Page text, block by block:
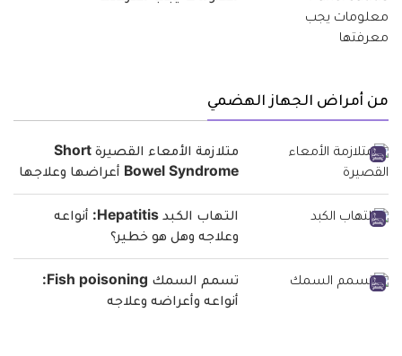
من أمراض الجهاز الهضمي
متلازمة الأمعاء القصيرة Short
Bowel Syndrome أعراضها وعلاجها
التهاب الكبد Hepatitis: أنواعه
وعلاجه وهل هو خطير؟
تسمم السمك Fish poisoning:
أنواعه وأعراضه وعلاجه